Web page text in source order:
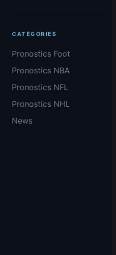
CATÉGORIES
Pronostics Foot
Pronostics NBA
Pronostics NFL
Pronostics NHL
News